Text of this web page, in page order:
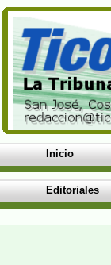
Inicio
Editoriales